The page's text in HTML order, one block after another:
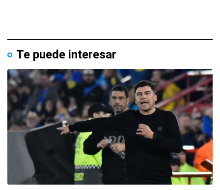
Te puede interesar